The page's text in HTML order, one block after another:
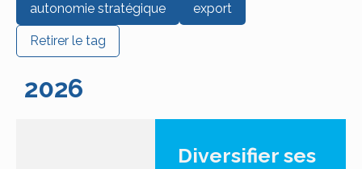
autonomie stratégique export
Retirer le tag
2026
Diversifier ses